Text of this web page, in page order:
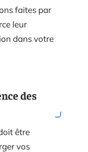
faites par
leur
dans votre
des
être
vos